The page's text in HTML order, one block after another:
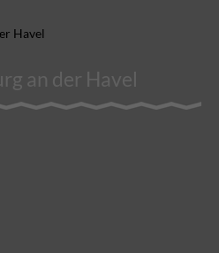
Havel
an der Havel